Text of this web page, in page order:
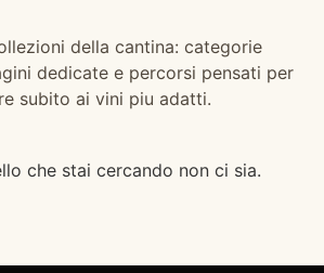
della cantina: categorie
dedicate e percorsi pensati per
subito ai vini piu adatti.
che stai cercando non ci sia.